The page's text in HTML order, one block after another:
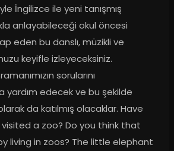
İngilizce ile yeni tanışmış
anlayabileceği okul öncesi
eden bu danslı, müzikli ve
keyifle izleyeceksiniz.
sorularını
yardım edecek ve bu şekilde
da katılmış olacaklar. Have
a zoo? Do you think that
living in zoos? The little elephant